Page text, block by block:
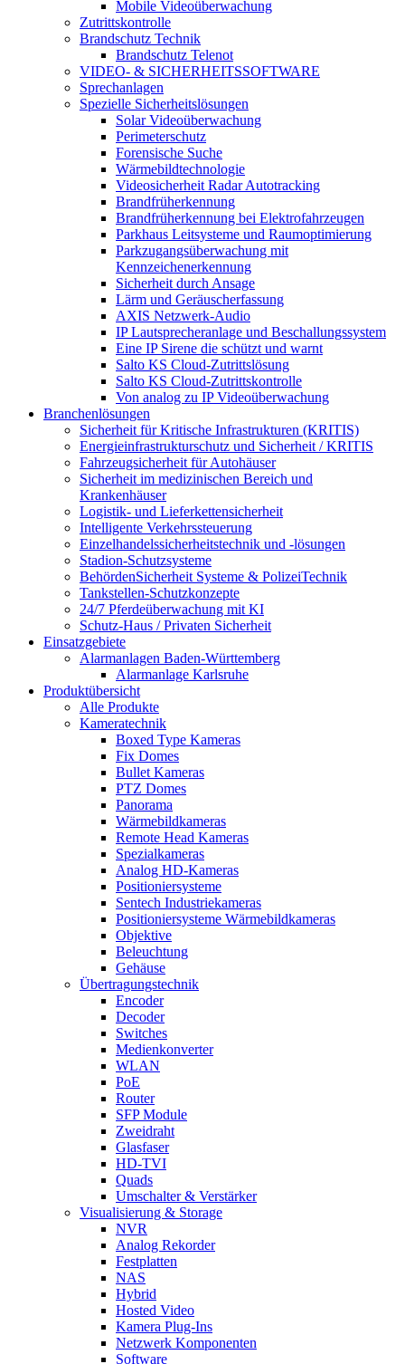
Mobile Videoüberwachung
Zutrittskontrolle
Brandschutz Technik
Brandschutz Telenot
VIDEO- & SICHERHEITSSOFTWARE
Sprechanlagen
Spezielle Sicherheitslösungen
Solar Videoüberwachung
Perimeterschutz
Forensische Suche
Wärmebildtechnologie
Videosicherheit Radar Autotracking​
Brandfrüherkennung
Brandfrüherkennung bei Elektrofahrzeugen
Parkhaus Leitsysteme und Raumoptimierung
Parkzugangsüberwachung mit
Kennzeichenerkennung
Sicherheit durch Ansage
Lärm und Geräuscherfassung
AXIS Netzwerk-Audio
IP Lautsprecheranlage und Beschallungssystem
Eine IP Sirene die schützt und warnt
Salto KS Cloud-Zutrittslösung
Salto KS Cloud-Zutrittskontrolle
Von analog zu IP Videoüberwachung
Branchenlösungen
Sicherheit für Kritische Infrastrukturen (KRITIS)
Energieinfrastrukturschutz und Sicherheit / KRITIS
Fahrzeugsicherheit für Autohäuser
Sicherheit im medizinischen Bereich und
Krankenhäuser
Logistik- und Lieferkettensicherheit
Intelligente Verkehrssteuerung
Einzelhandelssicherheitstechnik und -lösungen
Stadion-Schutzsysteme
BehördenSicherheit Systeme & PolizeiTechnik
Tankstellen-Schutzkonzepte​
24/7 Pferdeüberwachung mit KI
Schutz-Haus / Privaten Sicherheit
Einsatzgebiete
Alarmanlagen Baden-Württemberg
Alarmanlage Karlsruhe
Produktübersicht
Alle Produkte
Kameratechnik
Boxed Type Kameras
Fix Domes
Bullet Kameras
PTZ Domes
Panorama
Wärmebildkameras
Remote Head Kameras
Spezialkameras
Analog HD-Kameras
Positioniersysteme
Sentech Industriekameras
Positioniersysteme Wärmebildkameras
Objektive
Beleuchtung
Gehäuse
Übertragungstechnik
Encoder
Decoder
Switches
Medienkonverter
WLAN
PoE
Router
SFP Module
Zweidraht
Glasfaser
HD-TVI
Quads
Umschalter & Verstärker
Visualisierung & Storage
NVR
Analog Rekorder
Festplatten
NAS
Hybrid
Hosted Video
Kamera Plug-Ins
Netzwerk Komponenten
Software